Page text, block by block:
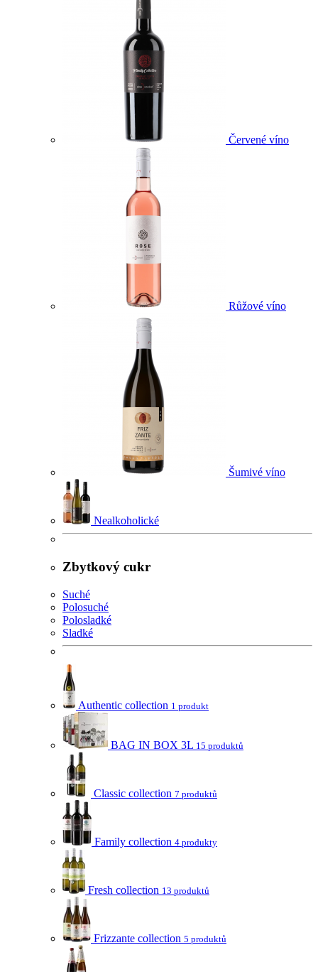
Červené víno
Růžové víno
Šumivé víno
Nealkoholické
Zbytkový cukr
Suché
Polosuché
Polosladké
Sladké
Authentic collection 1 produkt
BAG IN BOX 3L 15 produktů
Classic collection 7 produktů
Family collection 4 produkty
Fresh collection 13 produktů
Frizzante collection 5 produktů